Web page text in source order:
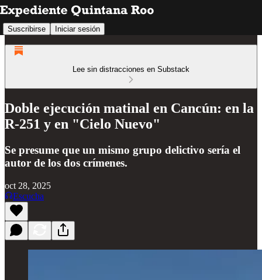
Suscribirse Iniciar sesión
Lee sin distracciones en Substack
Doble ejecución matinal en Cancún: en la
R-251 y en "Cielo Nuevo"
Se presume que un mismo grupo delictivo sería el
autor de los dos crímenes.
oct 28, 2025
Escucha